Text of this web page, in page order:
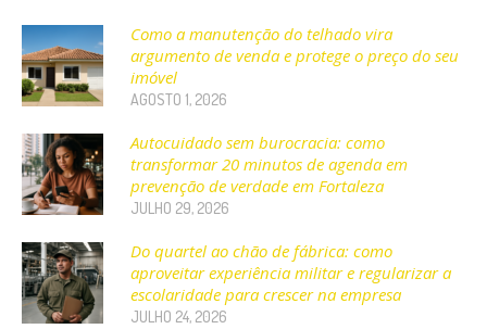
Como a manutenção do telhado vira
argumento de venda e protege o preço do seu
imóvel
AGOSTO 1, 2026
Autocuidado sem burocracia: como
transformar 20 minutos de agenda em
prevenção de verdade em Fortaleza
JULHO 29, 2026
Do quartel ao chão de fábrica: como
aproveitar experiência militar e regularizar a
escolaridade para crescer na empresa
JULHO 24, 2026